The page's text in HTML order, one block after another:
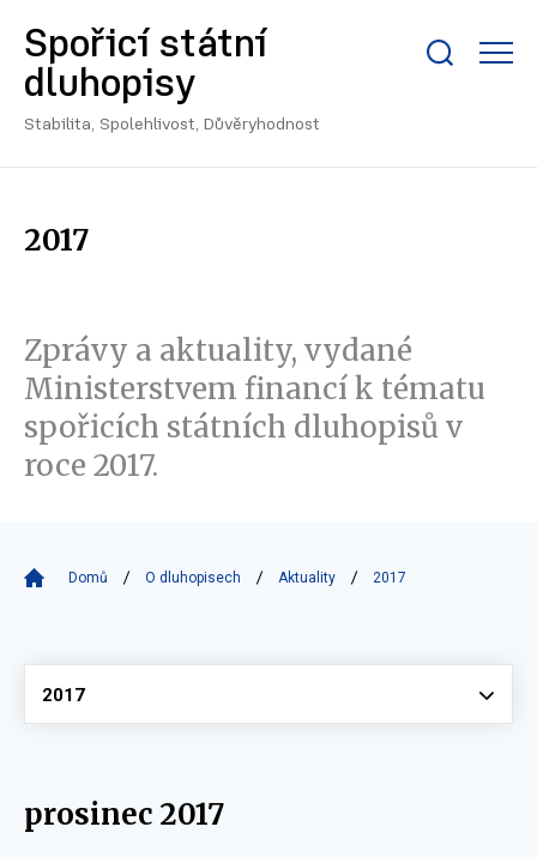
Spořicí státní
dluhopisy
Stabilita, Spolehlivost, Důvěryhodnost
2017
Zprávy a aktuality, vydané
Ministerstvem financí k tématu
spořicích státních dluhopisů v
roce 2017.
Domů O dluhopisech Aktuality 2017
Vyberte
2017
prosinec 2017